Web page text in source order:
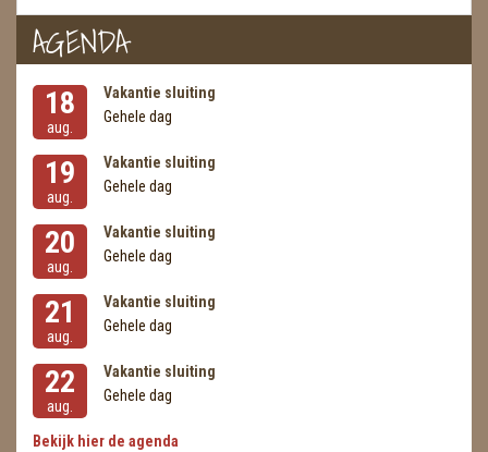
AGENDA
18
aug.
Vakantie sluiting
Gehele dag
19
aug.
Vakantie sluiting
Gehele dag
20
aug.
Vakantie sluiting
Gehele dag
21
aug.
Vakantie sluiting
Gehele dag
22
aug.
Vakantie sluiting
Gehele dag
Bekijk hier de agenda